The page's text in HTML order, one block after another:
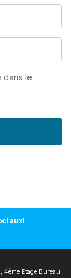
dans le
4ème Etage Bureau